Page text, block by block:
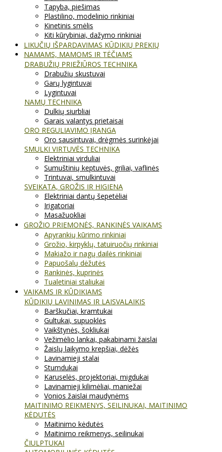
Tapyba, piešimas
Plastilino, modelinio rinkiniai
Kinetinis smėlis
Kiti kūrybiniai, dažymo rinkiniai
LIKUČIŲ IŠPARDAVIMAS KŪDIKIŲ PREKIŲ
NAMAMS, MAMOMS IR TĖČIAMS
DRABUŽIŲ PRIEŽIŪROS TECHNIKA
Drabužių skustuvai
Garų lygintuvai
Lygintuvai
NAMŲ TECHNIKA
Dulkių siurbliai
Garais valantys prietaisai
ORO REGULIAVIMO ĮRANGA
Oro sausintuvai, drėgmės surinkėjai
SMULKI VIRTUVĖS TECHNIKA
Elektriniai virduliai
Sumuštinių keptuvės, griliai, vaflinės
Trintuvai, smulkintuvai
SVEIKATA, GROŽIS IR HIGIENA
Elektriniai dantų šepetėliai
Irigatoriai
Masažuokliai
GROŽIO PRIEMONĖS, RANKINĖS VAIKAMS
Apyrankių kūrimo rinkiniai
Grožio, kirpyklų, tatuiruočių rinkiniai
Makiažo ir nagų dailės rinkiniai
Papuošalų dėžutės
Rankinės, kuprinės
Tualetiniai staliukai
VAIKAMS IR KŪDIKIAMS
KŪDIKIŲ LAVINIMAS IR LAISVALAIKIS
Barškučiai, kramtukai
Gultukai, supuoklės
Vaikštynės, šokliukai
Vežimėlio lankai, pakabinami žaislai
Žaislų laikymo krepšiai, dėžės
Lavinamieji stalai
Stumdukai
Karuselės, projektoriai, migdukai
Lavinamieji kilimėliai, maniežai
Vonios žaislai maudynėms
MAITINIMO REIKMENYS, SEILINUKAI, MAITINIMO
KĖDUTĖS
Maitinimo kėdutės
Maitinimo reikmenys, seilinukai
ČIULPTUKAI